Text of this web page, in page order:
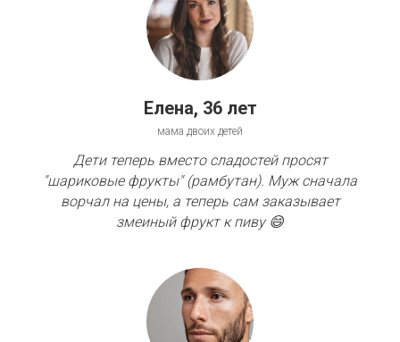
Елена, 36 лет
мама двоих детей
Дети теперь вместо сладостей просят
"шариковые фрукты" (рамбутан). Муж сначала
ворчал на цены, а теперь сам заказывает
змеиный фрукт к пиву 😄